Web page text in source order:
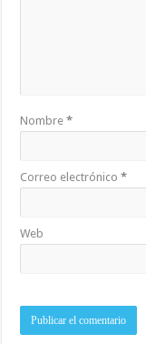
Nombre*
Correo electrónico*
Web